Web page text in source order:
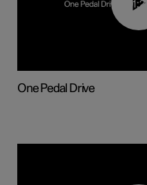
01:26
One Pedal Drive